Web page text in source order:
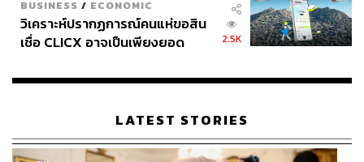
THE STANDARD TEAM
กองบรรณาธิการ THE STANDARD
BUSINESS / ECONOMIC
วิเคราะห์ปรากฏการณ์คนแห่ขอสิน
เชื่อ CLICX อาจเป็นเพียงยอด
เรือนไทยที่ถูกซุกไว้
2.5K
LATEST STORIES